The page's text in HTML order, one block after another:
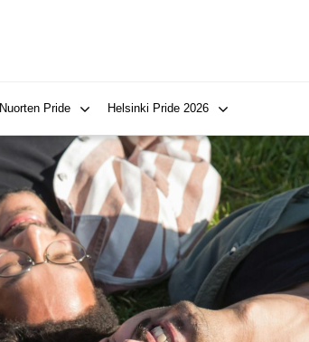
Nuorten Pride Helsinki Pride 2026